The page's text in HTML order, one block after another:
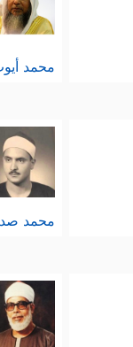
محمد
محمد